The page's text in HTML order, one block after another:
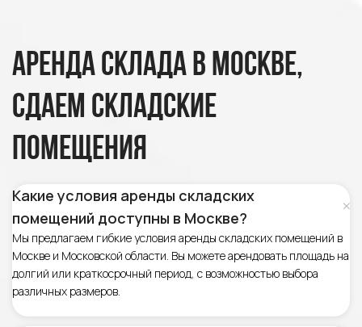
Аренда склада в Москве,
сдаем складские
помещения
Какие условия аренды складских
помещений доступны в Москве?
Мы предлагаем гибкие условия аренды складских помещений в
Москве и Московской области. Вы можете арендовать площадь на
долгий или краткосрочный период, с возможностью выбора
различных размеров.